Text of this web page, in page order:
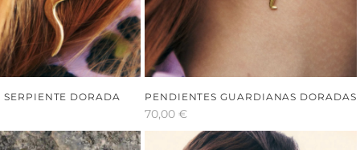
SERPIENTE DORADA PENDIENTES GUARDIANAS DORADAS
70,00 €